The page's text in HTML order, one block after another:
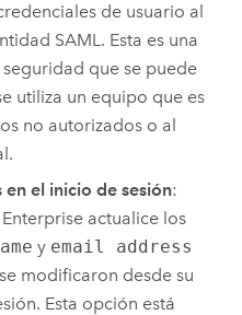
de usuario al
SAML. Esta es una
que se puede
utiliza un equipo que es
no autorizados o al
el inicio de sesión:
actualice los
y email address
modificaron desde su
Esta opción está